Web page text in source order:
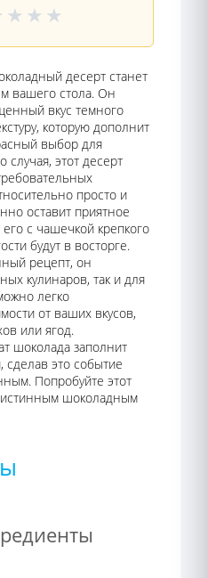
★ ★ ★
десерт станет
вашего стола. Он
вкус темного
которую дополнит
выбор для
случая, этот десерт
просто и
оставит приятное
с чашечкой крепкого
будут в восторге.
рецепт, он
кулинаров, так и для
легко
от ваших вкусов,
или ягод.
шоколада заполнит
это событие
Попробуйте этот
истинным шоколадным